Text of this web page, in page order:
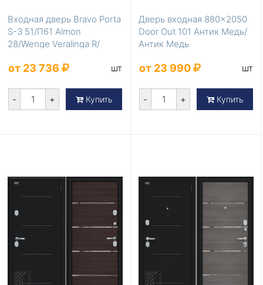
Входная дверь Bravo Porta
S-3 51/П61 Almon
28/Wenge Veralinga R/
от 23 736 шт
- + Купить
Дверь входная 880×2050
Door Out 101 Антик Медь/
Антик Медь
от 23 990 шт
- + Купить